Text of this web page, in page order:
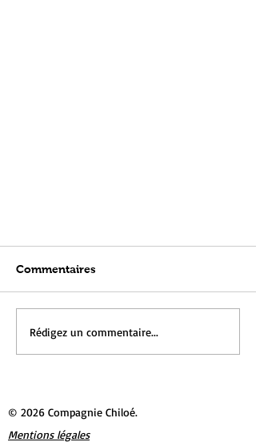
Commentaires
Rédigez un commentaire...
© 2026 Compagnie Chiloé.
Mentions légales